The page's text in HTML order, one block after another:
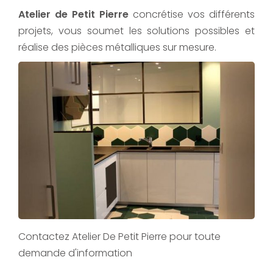
Atelier de Petit Pierre concrétise vos différents
projets, vous soumet les solutions possibles et
réalise des pièces métalliques sur mesure.
Contactez Atelier De Petit Pierre pour toute
demande d'information